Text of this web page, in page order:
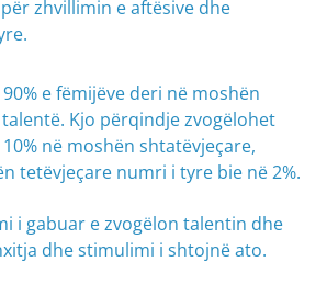
zhvillimin e aftësive dhe
e fëmijëve deri në moshën
Kjo përqindje zvogëlohet
në moshën shtatëvjeçare,
tetëvjeçare numri i tyre bie në 2%.
i gabuar e zvogëlon talentin dhe
dhe stimulimi i shtojnë ato.